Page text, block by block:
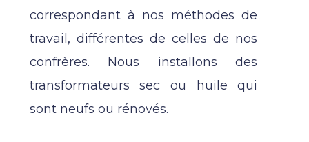
correspondant à nos méthodes de
travail, différentes de celles de nos
confrères. Nous installons des
transformateurs sec ou huile qui
sont neufs ou rénovés.